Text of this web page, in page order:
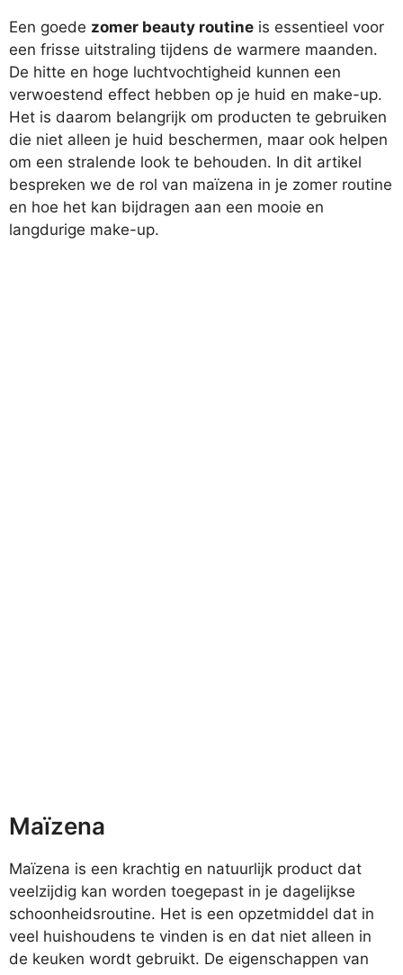
Een goede zomer beauty routine is essentieel voor
een frisse uitstraling tijdens de warmere maanden.
De hitte en hoge luchtvochtigheid kunnen een
verwoestend effect hebben op je huid en make-up.
Het is daarom belangrijk om producten te gebruiken
die niet alleen je huid beschermen, maar ook helpen
om een stralende look te behouden. In dit artikel
bespreken we de rol van maïzena in je zomer routine
en hoe het kan bijdragen aan een mooie en
langdurige make-up.
Maïzena
Maïzena is een krachtig en natuurlijk product dat
veelzijdig kan worden toegepast in je dagelijkse
schoonheidsroutine. Het is een opzetmiddel dat in
veel huishoudens te vinden is en dat niet alleen in
de keuken wordt gebruikt. De eigenschappen van